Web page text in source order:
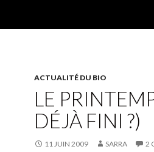
ACTUALITÉ DU BIO
LE
DÉJÀ FINI ?)
11 JUIN 2009 SARRA 2